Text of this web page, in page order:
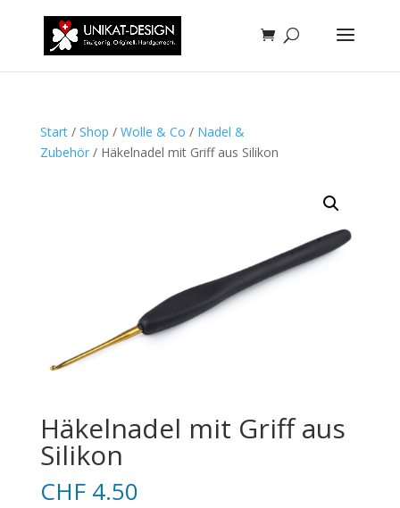
Start/ Shop / Wolle & Co / Nadel &
Zubehör/ Häkelnadel mit Griff aus Silikon
Häkelnadel mit Griff aus
Silikon
CHF4.50